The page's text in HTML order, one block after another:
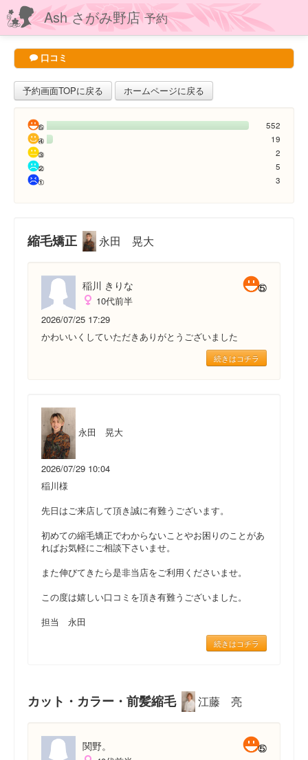
Ash さがみ野店予約
口コミ
予約画面TOPに戻る ホームページに戻る
552
19
2
5
3
縮毛矯正 永田 晃大
稲川 きりな
10代前半
2026/07/25 17:29
かわいいくしていただきありがとうございました
続きはコチラ
永田 晃大
2026/07/29 10:04
稲川様
先日はご来店して頂き誠に有難うございます。
初めての縮毛矯正でわからないことやお困りのことがあ
ればお気軽にご相談下さいませ。
また伸びてきたら是非当店をご利用くださいませ。
この度は嬉しい口コミを頂き有難うございました。
担当 永田
続きはコチラ
カット・カラー・前髪縮毛 江藤 亮
関野。